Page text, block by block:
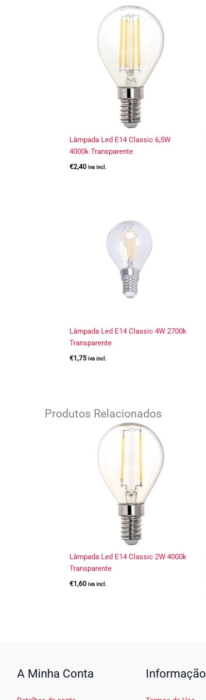
€5,85.
Lâmpada Led E14 Classic 6,5W
4000k Transparente
€2,40 iva incl.
Lâmpada Led E14 Classic 4W 2700k
Transparente
€1,75 iva incl.
Produtos Relacionados
Lâmpada Led E14 Classic 2W 4000k
Transparente
€1,60 iva incl.
A Minha Conta Informação